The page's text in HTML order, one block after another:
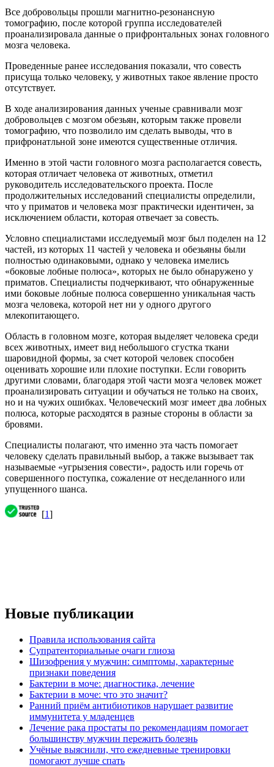
Все добровольцы прошли магнитно-резонансную
томографию, после которой группа исследователей
проанализировала данные о прифронтальных зонах головного
мозга человека.
Проведенные ранее исследования показали, что совесть
присуща только человеку, у животных такое явление просто
отсутствует.
В ходе анализирования данных ученые сравнивали мозг
добровольцев с мозгом обезьян, которым также провели
томографию, что позволило им сделать выводы, что в
прифронатльной зоне имеются существенные отличия.
Именно в этой части головного мозга располагается совесть,
которая отличает человека от животных, отметил
руководитель исследовательского проекта. После
продолжительных исследований специалисты определили,
что у приматов и человека мозг практически идентичен, за
исключением области, которая отвечает за совесть.
Условно специалистами исследуемый мозг был поделен на 12
частей, из которых 11 частей у человека и обезьяны были
полностью одинаковыми, однако у человека имелись
«боковые лобные полюса», которых не было обнаружено у
приматов. Специалисты подчеркивают, что обнаруженные
ими боковые лобные полюса совершенно уникальная часть
мозга человека, которой нет ни у одного другого
млекопитающего.
Область в головном мозге, которая выделяет человека среди
всех животных, имеет вид небольшого сгустка ткани
шаровидной формы, за счет которой человек способен
оценивать хорошие или плохие поступки. Если говорить
другими словами, благодаря этой части мозга человек может
проанализировать ситуации и обучаться не только на своих,
но и на чужих ошибках. Человеческий мозг имеет два лобных
полюса, которые расходятся в разные стороны в области за
бровями.
Специалисты полагают, что именно эта часть помогает
человеку сделать правильный выбор, а также вызывает так
называемые «угрызения совести», радость или горечь от
совершенного поступка, сожаление от несделанного или
упущенного шанса.
[1]
Новые публикации
Правила использования сайта
Супратенториальные очаги глиоза
Шизофрения у мужчин: симптомы, характерные
признаки поведения
Бактерии в моче: диагностика, лечение
Бактерии в моче: что это значит?
Ранний приём антибиотиков нарушает развитие
иммунитета у младенцев
Лечение рака простаты по рекомендациям помогает
большинству мужчин пережить болезнь
Учёные выяснили, что ежедневные тренировки
помогают лучше спать